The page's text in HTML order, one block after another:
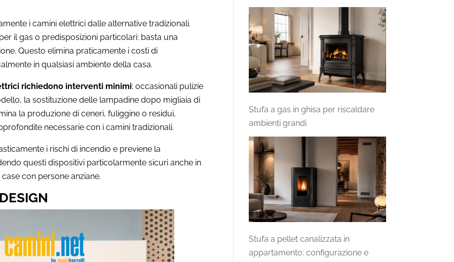
i camini elettrici dalle alternative tradizionali.
il gas o predisposizioni particolari: basta una
Questo elimina praticamente i costi di
in qualsiasi ambiente della casa.
richiedono interventi minimi: occasionali pulizie
la sostituzione delle lampadine dopo migliaia di
la produzione di ceneri, fuliggine o residui,
necessarie con i camini tradizionali.
i rischi di incendio e previene la
questi dispositivi particolarmente sicuri anche in
con persone anziane.
Stufa a gas in ghisa per riscaldare
ambienti grandi
Stufa a pellet canalizzata in
appartamento: configurazione e